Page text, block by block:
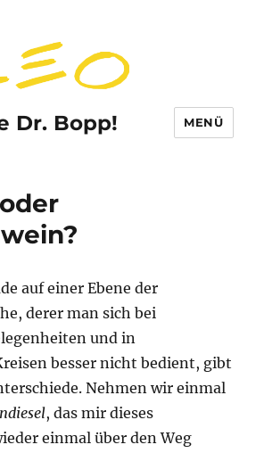
Dr. Bopp! MENÜ
auf einer Ebene der
derer man sich bei
und in
besser nicht bedient, gibt
Nehmen wir einmal
, das mir dieses
einmal über den Weg